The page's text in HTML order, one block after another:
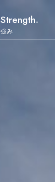
Strength.
強み